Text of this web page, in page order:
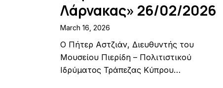
Λάρνακας» 26/02/2026
March 16, 2026
Ο Πήτερ Αστζιάν, Διευθυντής του
Μουσείου Πιερίδη – Πολιτιστικού
Ιδρύματος Τράπεζας Κύπρου…